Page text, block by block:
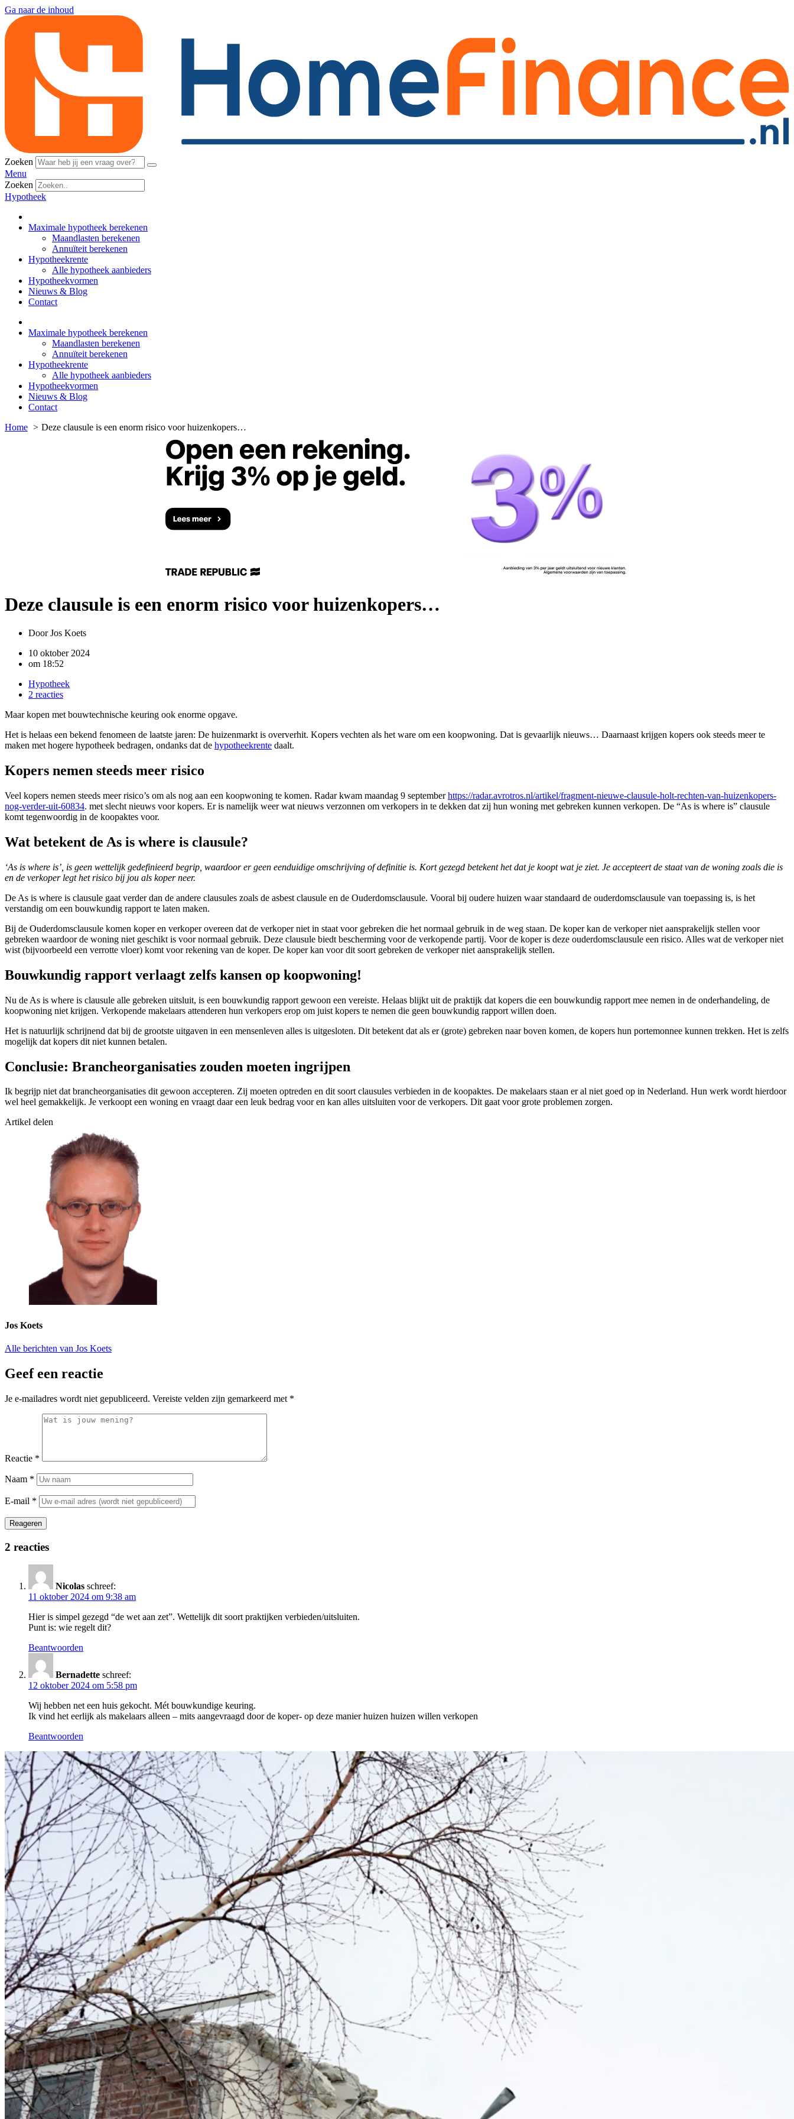
Ga naar de inhoud
Zoeken
Menu
Zoeken
Hypotheek
Maximale hypotheek berekenen
Maandlasten berekenen
Annuïteit berekenen
Hypotheekrente
Alle hypotheek aanbieders
Hypotheekvormen
Nieuws & Blog
Contact
Maximale hypotheek berekenen
Maandlasten berekenen
Annuïteit berekenen
Hypotheekrente
Alle hypotheek aanbieders
Hypotheekvormen
Nieuws & Blog
Contact
Home
Deze clausule is een enorm risico voor huizenkopers…
Deze clausule is een enorm risico voor huizenkopers…
DoorJos Koets
10 oktober 2024
om 18:52
Hypotheek
2 reacties
Maar kopen met bouwtechnische keuring ook enorme opgave.
Het is helaas een bekend fenomeen de laatste jaren: De huizenmarkt is oververhit. Kopers vechten als het ware om een koopwoning. Dat is gevaarlijk nieuws… Daarnaast krijgen kopers ook steeds meer te
maken met hogere hypotheek bedragen, ondanks dat de hypotheekrente daalt.
Kopers nemen steeds meer risico
Veel kopers nemen steeds meer risico’s om als nog aan een koopwoning te komen. Radar kwam maandag 9 septemberhttps://radar.avrotros.nl/artikel/fragment-nieuwe-clausule-holt-rechten-van-huizenkopers-
nog-verder-uit-60834. met slecht nieuws voor kopers. Er is namelijk weer wat nieuws verzonnen om verkopers in te dekken dat zij hun woning met gebreken kunnen verkopen. De “As is where is” clausule
komt tegenwoordig in de koopaktes voor.
Wat betekent de As is where is clausule?
‘As is where is’, is geen wettelijk gedefinieerd begrip, waardoor er geen eenduidige omschrijving of definitie is. Kort gezegd betekent het dat je koopt wat je ziet. Je accepteert de staat van de woning zoals die is
en de verkoper legt het risico bij jou als koper neer.
De As is where is clausule gaat verder dan de andere clausules zoals de asbest clausule en de Ouderdomsclausule. Vooral bij oudere huizen waar standaard de ouderdomsclausule van toepassing is, is het
verstandig om een bouwkundig rapport te laten maken.
Bij de Ouderdomsclausule komen koper en verkoper overeen dat de verkoper niet in staat voor gebreken die het normaal gebruik in de weg staan. De koper kan de verkoper niet aansprakelijk stellen voor
gebreken waardoor de woning niet geschikt is voor normaal gebruik. Deze clausule biedt bescherming voor de verkopende partij. Voor de koper is deze ouderdomsclausule een risico. Alles wat de verkoper niet
wist (bijvoorbeeld een verrotte vloer) komt voor rekening van de koper. De koper kan voor dit soort gebreken de verkoper niet aansprakelijk stellen.
Bouwkundig rapport verlaagt zelfs kansen op koopwoning!
Nu de As is where is clausule alle gebreken uitsluit, is een bouwkundig rapport gewoon een vereiste. Helaas blijkt uit de praktijk dat kopers die een bouwkundig rapport mee nemen in de onderhandeling, de
koopwoning niet krijgen. Verkopende makelaars attenderen hun verkopers erop om juist kopers te nemen die geen bouwkundig rapport willen doen.
Het is natuurlijk schrijnend dat bij de grootste uitgaven in een mensenleven alles is uitgesloten. Dit betekent dat als er (grote) gebreken naar boven komen, de kopers hun portemonnee kunnen trekken. Het is zelfs
mogelijk dat kopers dit niet kunnen betalen.
Conclusie: Brancheorganisaties zouden moeten ingrijpen
Ik begrijp niet dat brancheorganisaties dit gewoon accepteren. Zij moeten optreden en dit soort clausules verbieden in de koopaktes. De makelaars staan er al niet goed op in Nederland. Hun werk wordt hierdoor
wel heel gemakkelijk. Je verkoopt een woning en vraagt daar een leuk bedrag voor en kan alles uitsluiten voor de verkopers. Dit gaat voor grote problemen zorgen.
Artikel delen
Jos Koets
Alle berichten van Jos Koets
Geef een reactie
Je e-mailadres wordt niet gepubliceerd. Vereiste velden zijn gemarkeerd met *
Reactie *
Naam *
E-mail *
Reageren
2 reacties
Nicolas schreef:
11 oktober 2024 om 9:38 am
Hier is simpel gezegd “de wet aan zet”. Wettelijk dit soort praktijken verbieden/uitsluiten.
Punt is: wie regelt dit?
Beantwoorden
Bernadette schreef:
12 oktober 2024 om 5:58 pm
Wij hebben net een huis gekocht. Mét bouwkundige keuring.
Ik vind het eerlijk als makelaars alleen – mits aangevraagd door de koper- op deze manier huizen huizen willen verkopen
Beantwoorden